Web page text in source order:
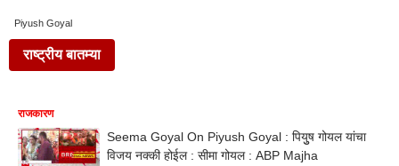
Piyush Goyal
राष्ट्रीय बातम्या
राजकारण
Seema Goyal On Piyush Goyal : पियुुष गोयल यांचा
विजय नक्की होईल : सीमा गोयल : ABP Majha